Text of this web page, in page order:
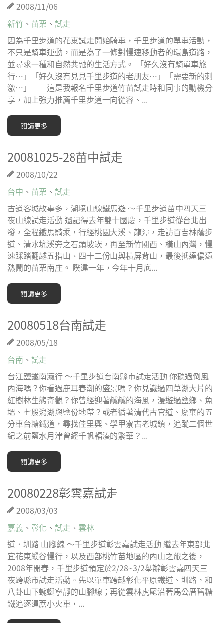
2008/11/06
新竹 、 苗栗 、 試走
因為千里步道的花東試走開始騎車，千里步道的單車活動，
不只是騎車運動，而是為了一條對慢速移動者的環島道路，
並尋求一種和自然共融的生活方式。 「好久沒有騎單車旅
行…」「好久沒有見見千里步道的老朋友…」「需要新的刺
激…」──這是我報名千里步道竹苗試走時和同事的動機分
享，加上強力推薦千里步道一向從容、...
閱讀更多
20081025-28苗中試走
2008/10/22
台中 、 苗栗 、 試走
古道客城故事多，湖境山線鐵馬遊 ～千里步道苗中四天三
夜山線試走活動 還記得去年雙十國慶，千里步道從台北出
發，全程鐵馬騎乘，行經桃園大溪、龍潭，走訪百吉林蔭步
道、清水坑溪旁之石頭坡崁，再至新竹關西、橫山內灣，慢
速踩踏翻越五指山、四十二份山與橫屏背山，最後抵達偏遠
熱鬧的苗栗南庄。 睽違一年，今年十月底...
閱讀更多
20080518台南試走
2008/05/18
台南 、 試走
台江鹽鐵南瀛行 ～千里步道台南縣市試走活動 你聽過倒風
內海嗎？你看過鹿耳春潮的盛景嗎？你見識過四草湖大片的
紅樹林生態奇觀？你曾經迎著鹹鹹的海風，漫遊過鹽鄉、魚
塭、七股潟湖與鹽份地帶？或者循著清代古官道、廢棄的五
分車台糖鐵道，尋找佳里興、學甲寮古老城鎮，追蹤二個世
紀之前鹽水月津曾經千帆輻湊的繁華？...
閱讀更多
20080228彰雲嘉試走
2008/03/03
嘉義 、 彰化 、 試走 、 雲林
道．圳路 山腳線 ～千里步道彰雲嘉試走活動 繼去年東部北
宜花東縱谷慢行，以及西部桃竹苗地區的內山之旅之後，
2008年開春，千里步道預定於2/28~3/2舉辦彰雲嘉四天三
夜跨縣市試走活動。先以單車跨越彰化平原鐵道、圳路，和
八卦山下蜿蜒寧靜的山腳線；再從雲林虎尾沿著馬公厝舊糖
鐵追逐運蔗小火車，...